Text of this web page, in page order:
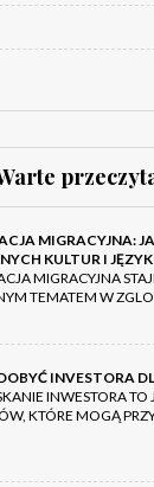
MIGRACYJNA:
KULTUR I
MIGRACYJNA
TEMATEM W
INVESTORA
INWESTORA
KTÓRE MOGĄ